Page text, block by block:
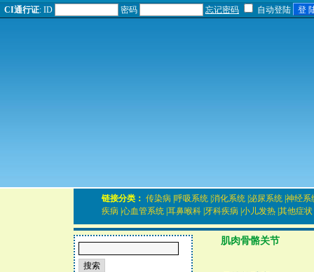
CI通行证: ID 密码 忘记密码 自动登陆
链接分类： 传染病 呼吸系统 消化系统 泌尿系统 神经系
疾病 心血管系统 耳鼻喉科 牙科疾病 小儿发热 其他症状
肌肉骨骼关节